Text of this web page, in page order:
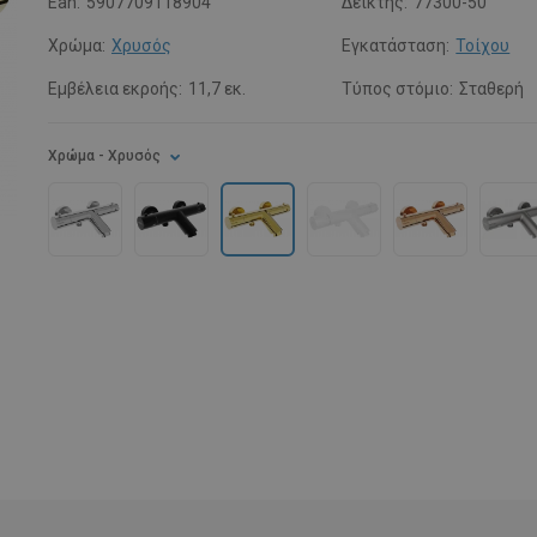
Χρώμα: Χρυσός Εγκατάσταση: Τοίχου
Εμβέλεια εκροής: 11,7 εκ. Τύπος στόμιο: Σταθερή
Χρώμα - Χρυσός